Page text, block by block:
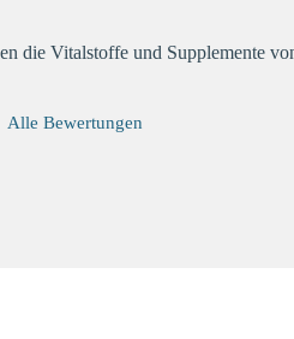
die Vitalstoffe und Supplemente
Alle Bewertungen